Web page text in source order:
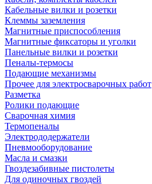
Кабельные вилки и розетки
Клеммы заземления
Магнитные приспособления
Магнитные фиксаторы и уголки
Панельные вилки и розетки
Пеналы-термосы
Подающие механизмы
Прочее для электросварочных работ
Разметка
Ролики подающие
Сварочная химия
Термопеналы
Электрододержатели
Пневмооборудование
Масла и смазки
Гвоздезабивные пистолеты
Для одиночных гвоздей